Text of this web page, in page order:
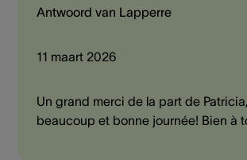
Antwoord van Lapperre
11 maart 2026
Un grand merci de la part de
beaucoup et bonne journée! Bien à